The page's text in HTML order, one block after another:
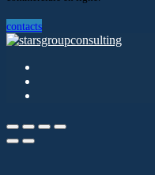
contacts